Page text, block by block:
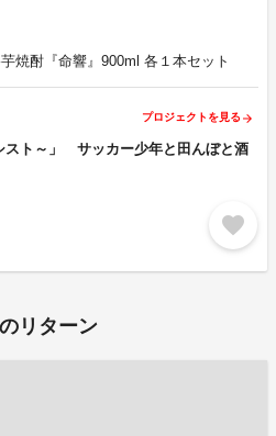
焼酎『命響』900ml 各１本セット
プロジェクトを見る arrow_forward
スト～」 サッカー少年と田んぼと酒
favorite
リターン